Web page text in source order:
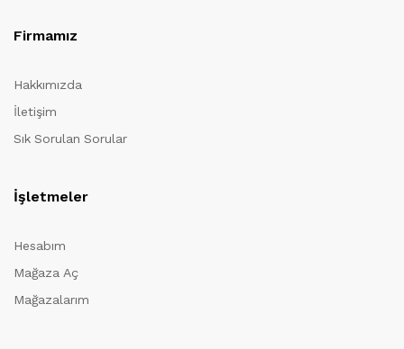
Firmamız
Hakkımızda
İletişim
Sık Sorulan Sorular
İşletmeler
Hesabım
Mağaza Aç
Mağazalarım